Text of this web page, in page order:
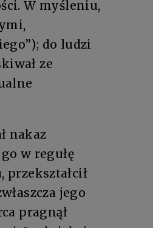
W myśleniu,
do ludzi
ze
nakaz
w regułę
jego
pragnął